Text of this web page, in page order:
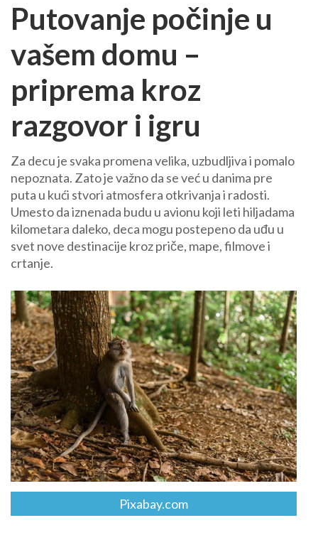
Putovanje počinje u
vašem domu –
priprema kroz
razgovor i igru
Za decu je svaka promena velika, uzbudljiva i pomalo
nepoznata. Zato je važno da se već u danima pre
puta u kući stvori atmosfera otkrivanja i radosti.
Umesto da iznenada budu u avionu koji leti hiljadama
kilometara daleko, deca mogu postepeno da uđu u
svet nove destinacije kroz priče, mape, filmove i
crtanje.
Pixabay.com